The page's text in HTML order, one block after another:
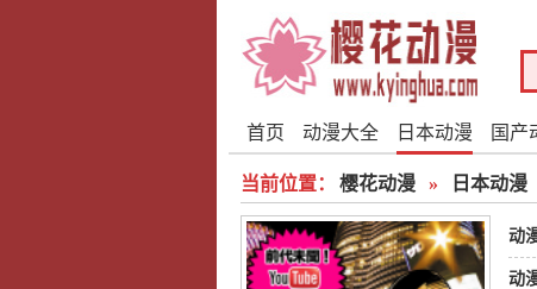
首页 动漫大全 日本动漫 国产
当前位置： 樱花动漫 » 日本动漫
动
动